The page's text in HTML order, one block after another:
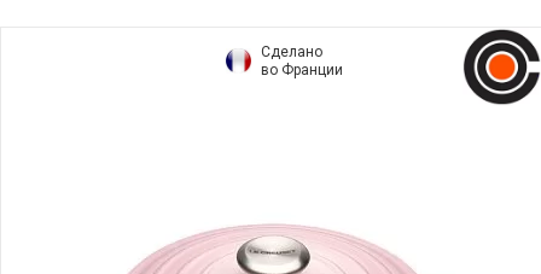
Сделано
во Франции